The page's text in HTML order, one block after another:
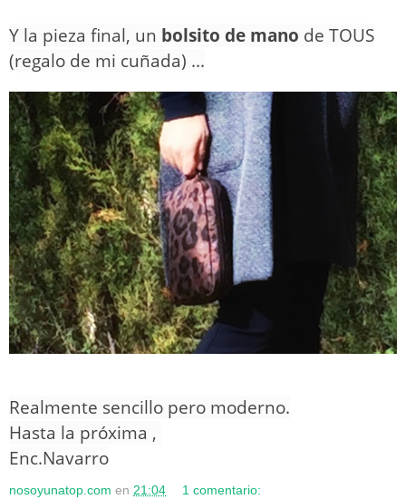
Y la pieza final, un bolsito de mano de TOUS
(regalo de mi cuñada) ...
Realmente sencillo pero moderno.
Hasta la próxima ,
Enc.Navarro
nosoyunatop.com en 21:04 1 comentario: